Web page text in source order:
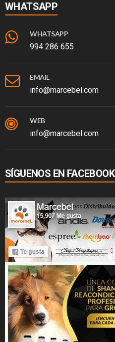
WHATSAPP
WHATSAPP
994 286 655
EMAIL
info@marcebel.com
WEB
info@marcebel.com
SÍGUENOS EN FACEBOOK